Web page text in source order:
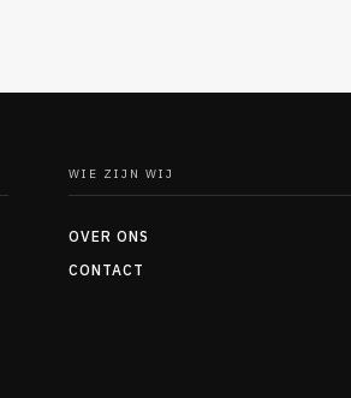
WIE ZIJN WIJ
OVER ONS
CONTACT